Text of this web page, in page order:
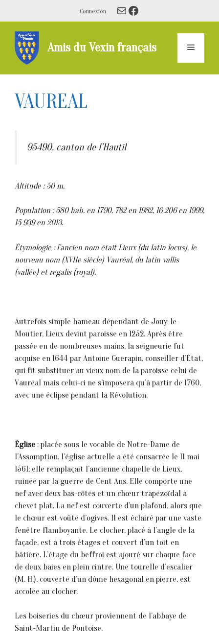
contenu
Connexion E-mailFacebook
Amis du Vexin français Menu
VAUREAL
95490, canton de l’Hautil
Altitude : 50 m.
Population : 580 hab. en 1790, 782 en 1982, 16 206 en 1999,
15 939 en 2013.
Étymologie : l’ancien nom était Lieux (du latin locus), le
nouveau nom (XVIIe siècle) Vauréal, du latin vallis
(vallée) et regalis (royal).
Autrefois simple hameau dépendant de Jouy-le-
Moutier, Lieux devint paroisse en 1252. Après être
passée en de nombreuses mains, la seigneurie fut
acquise en 1644 par Antoine Guerapin, conseiller d’État,
qui fit substituer au vieux nom de la paroisse celui de
Vauréal mais celui-ci ne s’imposera qu’à partir de 1760,
avec une éclipse pendant la Révolution.
Église : placée sous le vocable de Notre-Dame de
l’Assomption, l’église actuelle a été consacrée le 11 mai
1561; elle remplaçait l’ancienne chapelle de Lieux,
ruinée par la guerre de Cent Ans. Elle comporte une
nef avec deux bas-côtés et un chœur trapézoïdal à
chevet plat. La nef est couverte d’un plafond, alors que
le chœur est voûté d’ogives. Il est éclairé par une vaste
fenêtre flamboyante. Le clocher, placé à l’angle de la
façade, est à trois étages et couvert d’un toit en
bâtière. L’étage du beffroi est ajouré sur chaque face
de deux baies en plein cintre. Une tourelle d’escalier
(M. H.), couverte d’un dôme hexagonal en pierre, est
accolée au clocher.
Les boiseries du chœur proviennent de l’abbaye de
Saint-Martin de Pontoise.